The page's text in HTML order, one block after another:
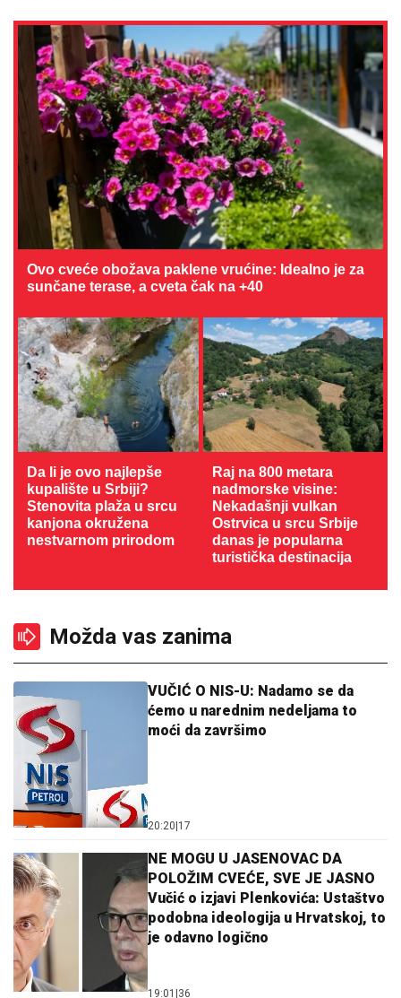
Ovo cveće obožava paklene vrućine: Idealno je za
sunčane terase, a cveta čak na +40
Da li je ovo najlepše
kupalište u Srbiji?
Stenovita plaža u srcu
kanjona okružena
nestvarnom prirodom
Raj na 800 metara
nadmorske visine:
Nekadašnji vulkan
Ostrvica u srcu Srbije
danas je popularna
turistička destinacija
Možda vas zanima
VUČIĆ O NIS-U: Nadamo se da
ćemo u narednim nedeljama to
moći da završimo
20:20 17
NE MOGU U JASENOVAC DA
POLOŽIM CVEĆE, SVE JE JASNO
Vučić o izjavi Plenkovića: Ustaštvo
podobna ideologija u Hrvatskoj, to
je odavno logično
19:01 36